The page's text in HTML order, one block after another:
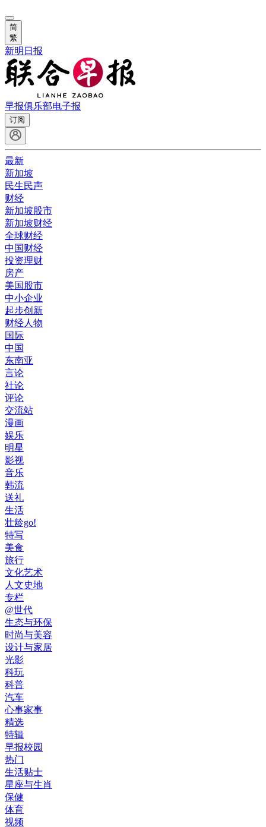
简
繁
新明日报
早报俱乐部电子报
订阅
最新
新加坡
民生民声
财经
新加坡股市
新加坡财经
全球财经
中国财经
投资理财
房产
美国股市
中小企业
起步创新
财经人物
国际
中国
东南亚
言论
社论
评论
交流站
漫画
娱乐
明星
影视
音乐
韩流
送礼
生活
壮龄go!
特写
美食
旅行
文化艺术
人文史地
专栏
@世代
生态与环保
时尚与美容
设计与家居
光影
科玩
科普
汽车
心事家事
精选
特辑
早报校园
热门
生活贴士
星座与生肖
保健
体育
视频